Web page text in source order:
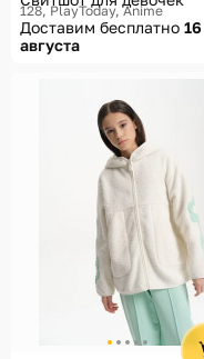
128 PlayToday, Anime
Доставим бесплатно 16
августа